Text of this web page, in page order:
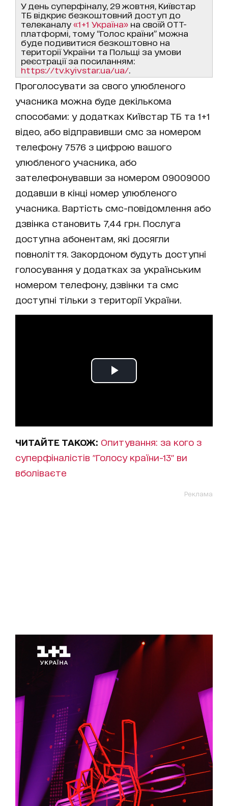
У день суперфіналу, 29 жовтня, Київстар
ТБ відкриє безкоштовний доступ до
телеканалу «1+1 Україна» на своїй ОТТ-
платформі, тому “Голос країни” можна
буде подивитися безкоштовно на
території України та Польщі за умови
реєстрації за посиланням:
https://tv.kyivstar.ua/ua/
Проголосувати за свого улюбленого
учасника можна буде декількома
способами: у додатках Київстар ТБ та 1+1
відео, або відправивши смс за номером
телефону 7576 з цифрою вашого
улюбленого учасника, або
зателефонувавши за номером 09009000
додавши в кінці номер улюбленого
учасника. Вартість смс-повідомлення або
дзвінка становить 7,44 грн. Послуга
доступна абонентам, які досягли
повноліття. Закордоном будуть доступні
голосування у додатках за українським
номером телефону, дзвінки та смс
доступні тільки з території України.
ЧИТАЙТЕ ТАКОЖ: Опитування: за кого з
суперфіналістів "Голосу країни-13" ви
вболіваєте
Реклама